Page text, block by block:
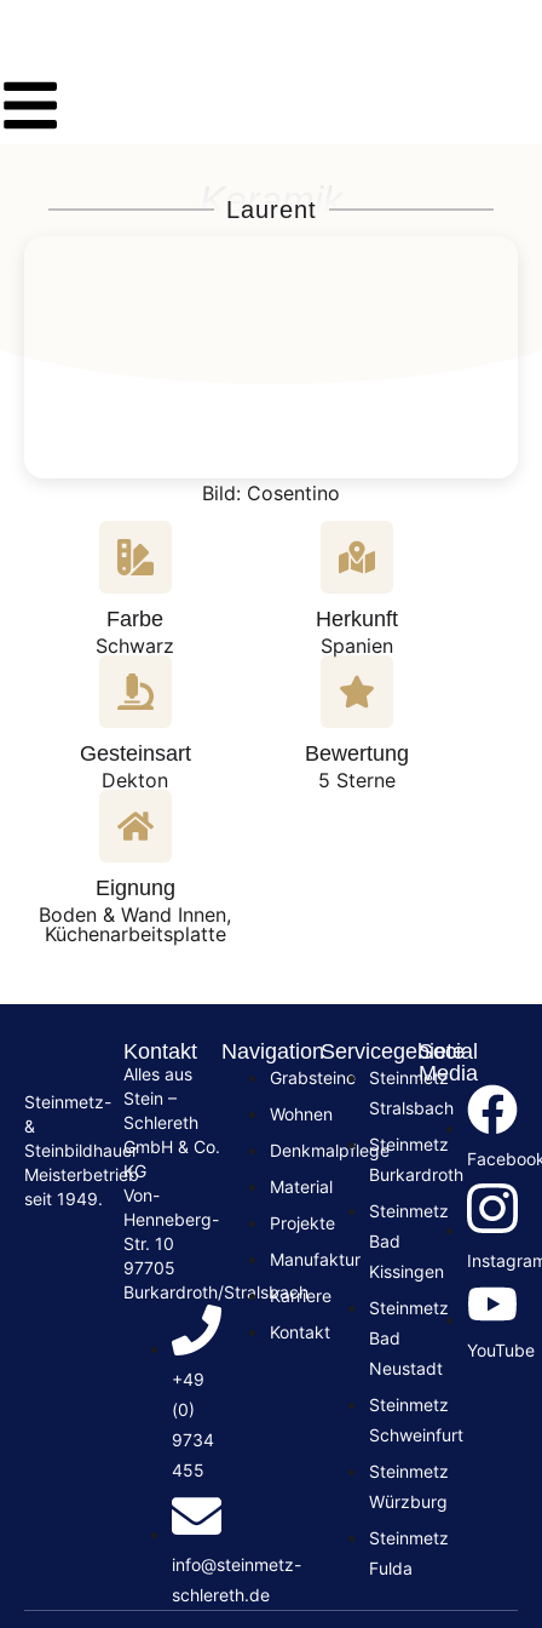
Keramik
Laurent
Bild: Cosentino
Farbe
Schwarz
Herkunft
Spanien
Gesteinsart
Dekton
Bewertung
5 Sterne
Eignung
Boden & Wand Innen,
Küchenarbeitsplatte
Steinmetz-
&
Steinbildhauer
Meisterbetrieb
seit 1949.
Kontakt
Alles aus
Stein –
Schlereth
GmbH & Co.
KG
Von-
Henneberg-
Str. 10
97705
Burkardroth/Stralsbach
+49
(0)
9734
455
info@steinmetz-
schlereth.de
Navigation
Grabsteine
Wohnen
Denkmalpflege
Material
Projekte
Manufaktur
Karriere
Kontakt
Servicegebiete
Steinmetz
Stralsbach
Steinmetz
Burkardroth
Steinmetz
Bad
Kissingen
Steinmetz
Bad
Neustadt
Steinmetz
Schweinfurt
Steinmetz
Würzburg
Steinmetz
Fulda
Social
Media
YouTube